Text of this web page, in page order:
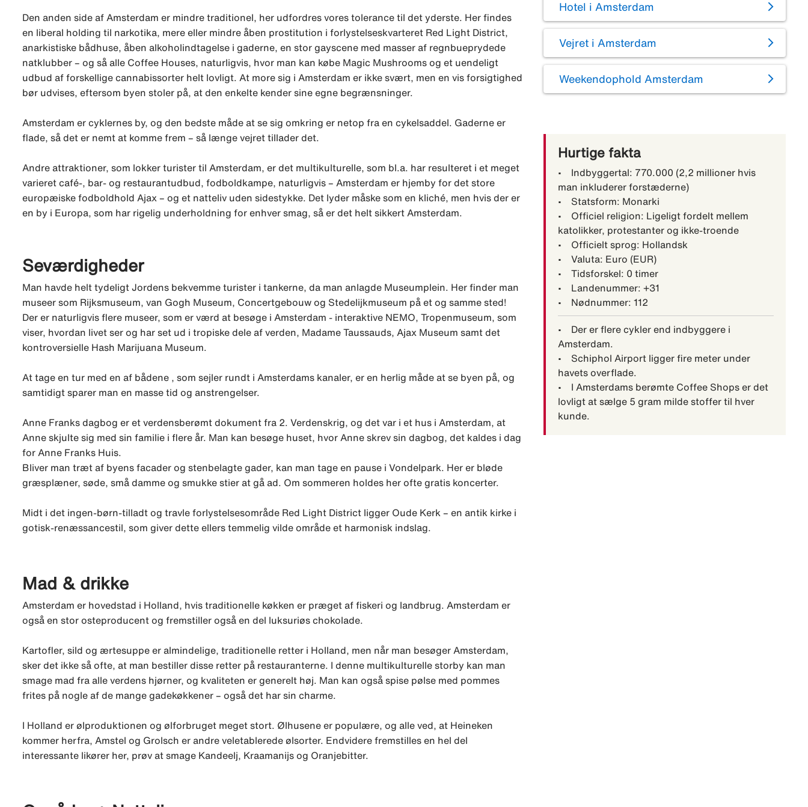
Den anden side af Amsterdam er mindre traditionel, her udfordres vores tolerance til det yderste. Her findes
en liberal holding til narkotika, mere eller mindre åben prostitution i forlystelseskvarteret Red Light District,
anarkistiske bådhuse, åben alkoholindtagelse i gaderne, en stor gayscene med masser af regnbueprydede
natklubber – og så alle Coffee Houses, naturligvis, hvor man kan købe Magic Mushrooms og et uendeligt
udbud af forskellige cannabissorter helt lovligt. At more sig i Amsterdam er ikke svært, men en vis forsigtighed
bør udvises, eftersom byen stoler på, at den enkelte kender sine egne begrænsninger.
Amsterdam er cyklernes by, og den bedste måde at se sig omkring er netop fra en cykelsaddel. Gaderne er
flade, så det er nemt at komme frem – så længe vejret tillader det.
Andre attraktioner, som lokker turister til Amsterdam, er det multikulturelle, som bl.a. har resulteret i et meget
varieret café-, bar- og restaurantudbud, fodboldkampe, naturligvis – Amsterdam er hjemby for det store
europæiske fodboldhold Ajax – og et natteliv uden sidestykke. Det lyder måske som en kliché, men hvis der er
en by i Europa, som har rigelig underholdning for enhver smag, så er det helt sikkert Amsterdam.
Seværdigheder
Man havde helt tydeligt Jordens bekvemme turister i tankerne, da man anlagde Museumplein. Her finder man
museer som Rijksmuseum, van Gogh Museum, Concertgebouw og Stedelijkmuseum på et og samme sted!
Der er naturligvis flere museer, som er værd at besøge i Amsterdam - interaktive NEMO, Tropenmuseum, som
viser, hvordan livet ser og har set ud i tropiske dele af verden, Madame Taussauds, Ajax Museum samt det
kontroversielle Hash Marijuana Museum.
At tage en tur med en af bådene , som sejler rundt i Amsterdams kanaler, er en herlig måde at se byen på, og
samtidigt sparer man en masse tid og anstrengelser.
Anne Franks dagbog er et verdensberømt dokument fra 2. Verdenskrig, og det var i et hus i Amsterdam, at
Anne skjulte sig med sin familie i flere år. Man kan besøge huset, hvor Anne skrev sin dagbog, det kaldes i dag
for Anne Franks Huis.
Bliver man træt af byens facader og stenbelagte gader, kan man tage en pause i Vondelpark. Her er bløde
græsplæner, søde, små damme og smukke stier at gå ad. Om sommeren holdes her ofte gratis koncerter.
Midt i det ingen-børn-tilladt og travle forlystelsesområde Red Light District ligger Oude Kerk – en antik kirke i
gotisk-renæssancestil, som giver dette ellers temmelig vilde område et harmonisk indslag.
Mad & drikke
Amsterdam er hovedstad i Holland, hvis traditionelle køkken er præget af fiskeri og landbrug. Amsterdam er
også en stor osteproducent og fremstiller også en del luksuriøs chokolade.
Kartofler, sild og ærtesuppe er almindelige, traditionelle retter i Holland, men når man besøger Amsterdam,
sker det ikke så ofte, at man bestiller disse retter på restauranterne. I denne multikulturelle storby kan man
smage mad fra alle verdens hjørner, og kvaliteten er generelt høj. Man kan også spise pølse med pommes
frites på nogle af de mange gadekøkkener – også det har sin charme.
I Holland er ølproduktionen og ølforbruget meget stort. Ølhusene er populære, og alle ved, at Heineken
kommer herfra, Amstel og Grolsch er andre veletablerede ølsorter. Endvidere fremstilles en hel del
interessante likører her, prøv at smage Kandeelj, Kraamanijs og Oranjebitter.
Hotel i Amsterdam
Vejret i Amsterdam
Weekendophold Amsterdam
Hurtige fakta
• Indbyggertal: 770.000 (2,2 millioner hvis
man inkluderer forstæderne)
• Statsform: Monarki
• Officiel religion: Ligeligt fordelt mellem
katolikker, protestanter og ikke-troende
• Officielt sprog: Hollandsk
• Valuta: Euro (EUR)
• Tidsforskel: 0 timer
• Landenummer: +31
• Nødnummer: 112
• Der er flere cykler end indbyggere i
Amsterdam.
• Schiphol Airport ligger fire meter under
havets overflade.
• I Amsterdams berømte Coffee Shops er det
lovligt at sælge 5 gram milde stoffer til hver
kunde.